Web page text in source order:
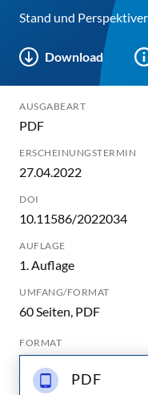
Stand und
Download
AUSGABEART
PDF
ERSCHEINUNGSTERMIN
27.04.2022
DOI
10.11586/2022034
AUFLAGE
1. Auflage
UMFANG/FORMAT
60 Seiten, PDF
FORMAT
PDF